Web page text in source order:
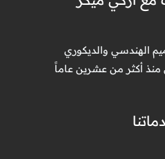
الهندسي والديكوري
منذ أكثر من عشرين عاماً